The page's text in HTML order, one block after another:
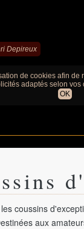
Depireux
de cookies afin
adaptés selon vos
OK
coussins
aux